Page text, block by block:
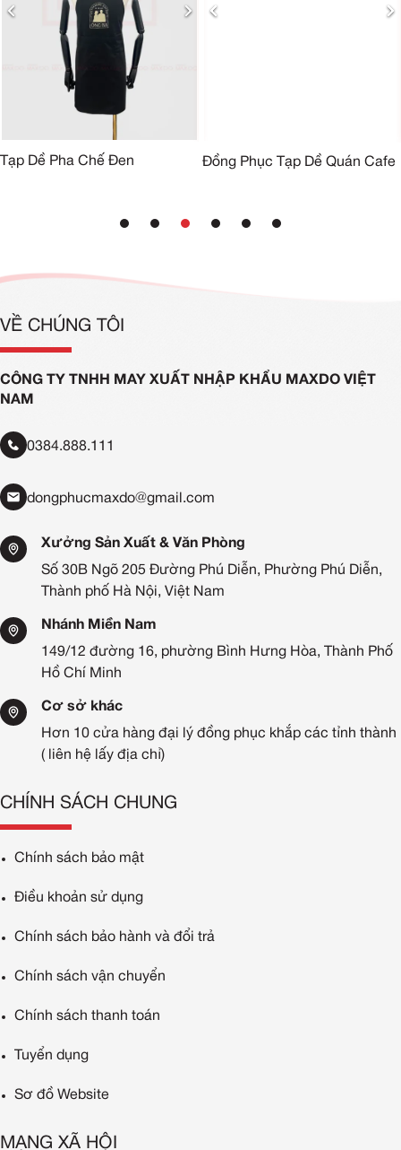
Tạp Dề Pha Chế Đen Đồng Phục Tạp Dề Quán Cafe
VỀ CHÚNG TÔI
CÔNG TY TNHH MAY XUẤT NHẬP KHẨU MAXDO VIỆT
NAM
0384.888.111
dongphucmaxdo@gmail.com
Xưởng Sản Xuất & Văn Phòng
Số 30B Ngõ 205 Đường Phú Diễn, Phường Phú Diễn,
Thành phố Hà Nội, Việt Nam
Nhánh Miền Nam
149/12 đường 16, phường Bình Hưng Hòa, Thành Phố
Hồ Chí Minh
Cơ sở khác
Hơn 10 cửa hàng đại lý đồng phục khắp các tỉnh thành
( liên hệ lấy địa chỉ)
CHÍNH SÁCH CHUNG
Chính sách bảo mật
Điều khoản sử dụng
Chính sách bảo hành và đổi trả
Chính sách vận chuyển
Chính sách thanh toán
Tuyển dụng
Sơ đồ Website
MẠNG XÃ HỘI